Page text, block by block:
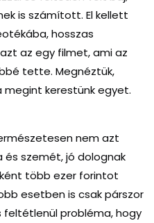
is számított. El kellett
hosszas
az egy filmet, ami az
tette. Megnéztük,
megint kerestünk egyet.
nem azt
és szemét, jó dolognak
több ezer forintot
esetben is csak párszor
feltétlenül probléma, hogy